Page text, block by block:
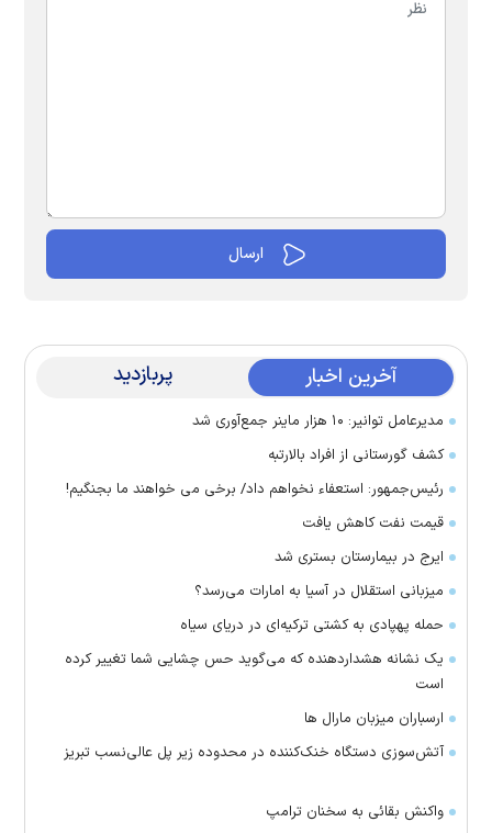
آخرین اخبار پربازدید
مدیرعامل توانیر: ۱۰ هزار ماینر جمع‌آوری شد
کشف گورستانی از افراد بالارتبه
رئیس‌جمهور: استعفاء نخواهم داد/ برخی می خواهند ما بجنگیم!
قیمت نفت کاهش یافت
ایرج در بیمارستان بستری شد
میزبانی استقلال در آسیا به امارات می‌رسد؟
حمله پهپادی به کشتی ترکیه‌ای در دریای سیاه
یک نشانه هشداردهنده که می‌گوید حس چشایی شما تغییر کرده
است
ارسباران میزبان مارال ها
آتش‌سوزی دستگاه خنک‌کننده در محدوده زیر پل عالی‌نسب تبریز
واکنش بقائی به سخنان ترامپ